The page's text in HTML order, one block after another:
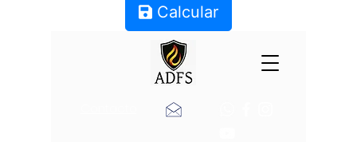
Calcular